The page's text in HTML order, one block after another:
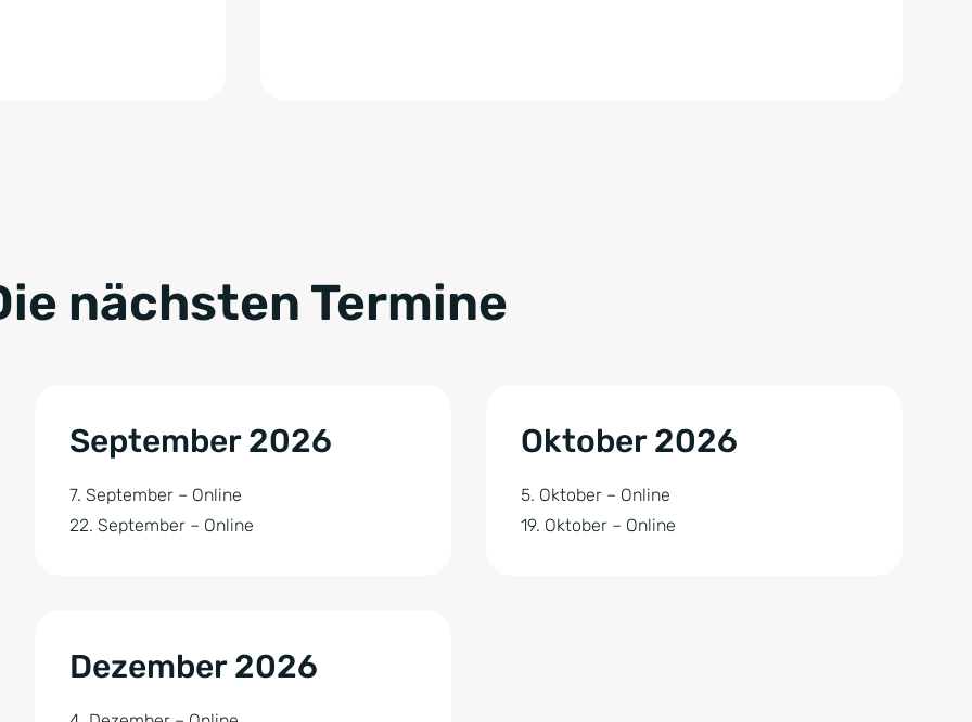
nächsten Termine
September 2026
7. September – Online
22. September – Online
Oktober 2026
5. Oktober – Online
19. Oktober – Online
Dezember 2026